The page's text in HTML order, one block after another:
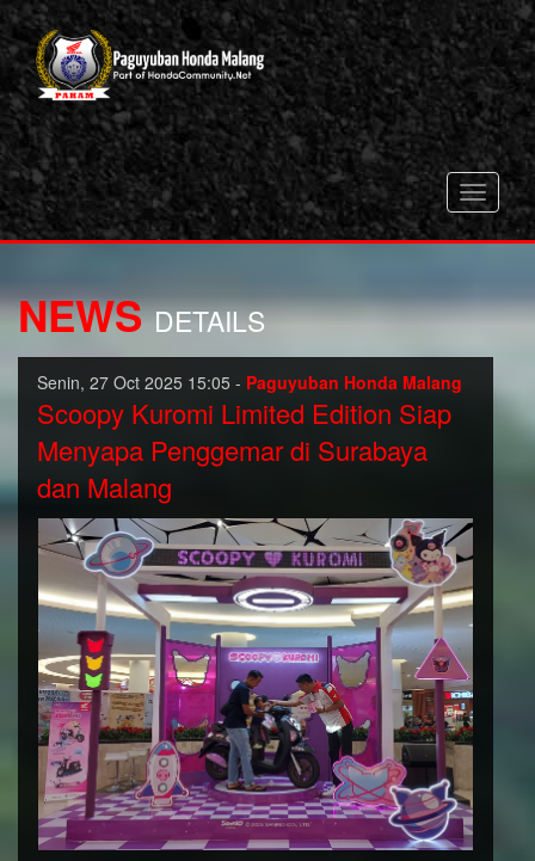
Toggle
NEWS DETAILS
Senin, 27 Oct 2025 15:05 - Paguyuban Honda Malang
Scoopy Kuromi Limited Edition Siap
Menyapa Penggemar di Surabaya
dan Malang